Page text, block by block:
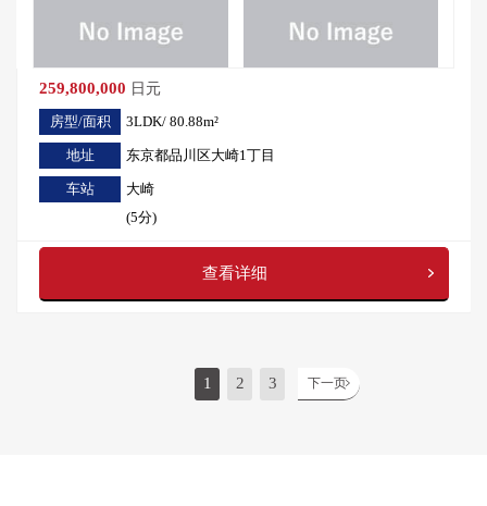
259,800,000 日元
房型/面积
3LDK/ 80.88m²
地址 东京都品川区大崎1丁目
车站
大崎
(5分)
查看详细
1 2 3 下一页